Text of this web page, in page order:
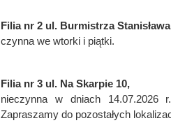
Filia nr 2 ul. Burmistrza
czynna we wtorki i piątki.
Filia nr 3 ul. Na Skarpie 10,
nieczynna w dniach 14.07.2026
Zapraszamy do pozostałych